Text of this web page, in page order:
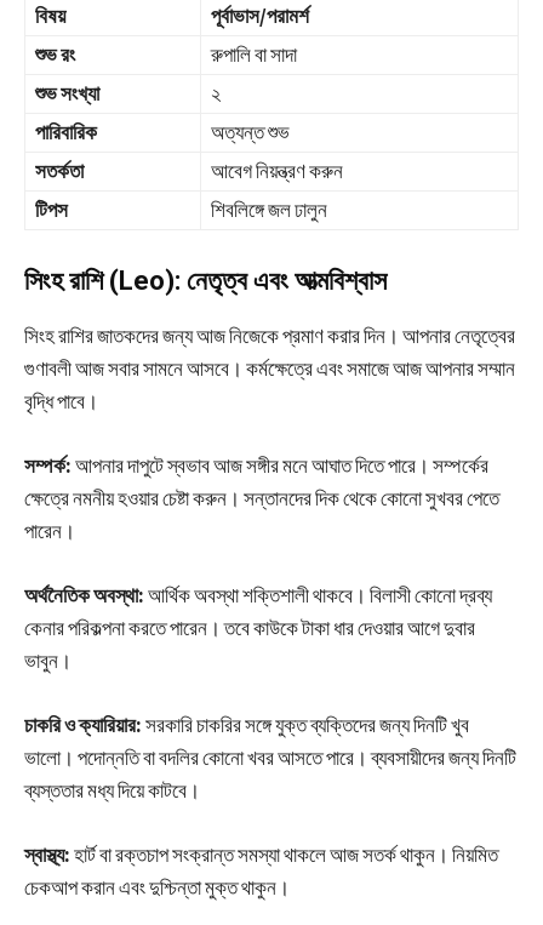
বিষয়
পূর্বাভাস/পরামর্শ
শুভ রং
রুপালি বা সাদা
শুভ সংখ্যা
২
পারিবারিক
অত্যন্ত শুভ
সতর্কতা
আবেগ নিয়ন্ত্রণ করুন
টিপস
শিবলিঙ্গে জল ঢালুন
সিংহ রাশি (Leo): নেতৃত্ব এবং আত্মবিশ্বাস
সিংহ রাশির জাতকদের জন্য আজ নিজেকে প্রমাণ করার দিন। আপনার নেতৃত্বের
গুণাবলী আজ সবার সামনে আসবে। কর্মক্ষেত্রে এবং সমাজে আজ আপনার সম্মান
বৃদ্ধি পাবে।
সম্পর্ক:আপনার দাপুটে স্বভাব আজ সঙ্গীর মনে আঘাত দিতে পারে। সম্পর্কের
ক্ষেত্রে নমনীয় হওয়ার চেষ্টা করুন। সন্তানদের দিক থেকে কোনো সুখবর পেতে
পারেন।
অর্থনৈতিক অবস্থা:আর্থিক অবস্থা শক্তিশালী থাকবে। বিলাসী কোনো দ্রব্য
কেনার পরিকল্পনা করতে পারেন। তবে কাউকে টাকা ধার দেওয়ার আগে দুবার
ভাবুন।
চাকরি ও ক্যারিয়ার:সরকারি চাকরির সঙ্গে যুক্ত ব্যক্তিদের জন্য দিনটি খুব
ভালো। পদোন্নতি বা বদলির কোনো খবর আসতে পারে। ব্যবসায়ীদের জন্য দিনটি
ব্যস্ততার মধ্য দিয়ে কাটবে।
স্বাস্থ্য:হার্ট বা রক্তচাপ সংক্রান্ত সমস্যা থাকলে আজ সতর্ক থাকুন। নিয়মিত
চেকআপ করান এবং দুশ্চিন্তা মুক্ত থাকুন।